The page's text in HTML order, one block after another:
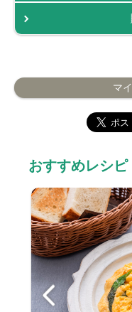
マ
おすすめレシピ